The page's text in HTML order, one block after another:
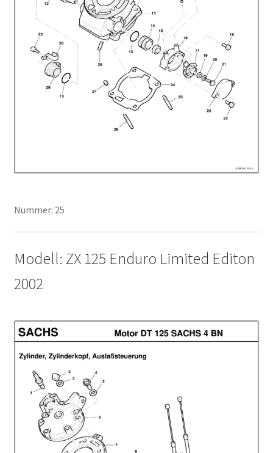
Nummer: 25
Modell: ZX 125 Enduro Limited Editon
2002